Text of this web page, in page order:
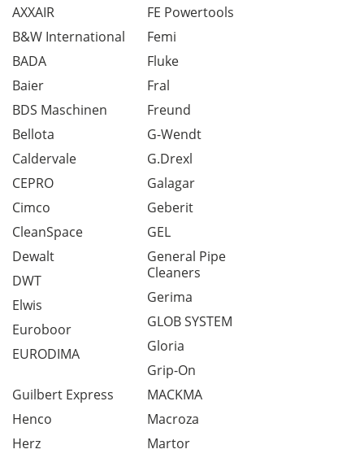
AXXAIR
B&W International
BADA
Baier
BDS Maschinen
Bellota
Caldervale
CEPRO
Cimco
CleanSpace
Dewalt
DWT
Elwis
Euroboor
EURODIMA
FE Powertools
Femi
Fluke
Fral
Freund
G-Wendt
G.Drexl
Galagar
Geberit
GEL
General Pipe
Cleaners
Gerima
GLOB SYSTEM
Gloria
Grip-On
Guilbert Express
Henco
Herz
MACKMA
Macroza
Martor